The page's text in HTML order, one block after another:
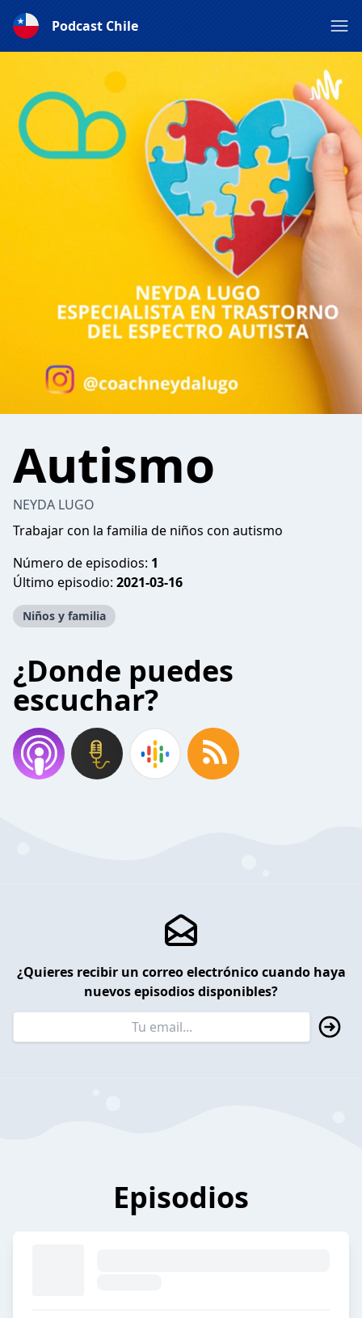
Podcast Chile
Autismo
NEYDA LUGO
Trabajar con la familia de niños con autismo
Número de episodios: 1
Último episodio: 2021-03-16
Niños y familia
¿Donde puedes
escuchar?
¿Quieres recibir un correo electrónico cuando haya
nuevos episodios disponibles?
Episodios